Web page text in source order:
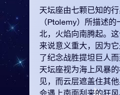
天坛座由七颗已知的
（Ptolemy）所描述
北，火焰向南腾起。
来说意义重大，因为
了纪念战胜提坦巨人
天坛座视为海上风暴
见，而云层遮盖住其
会遇上南面刮来的狂风